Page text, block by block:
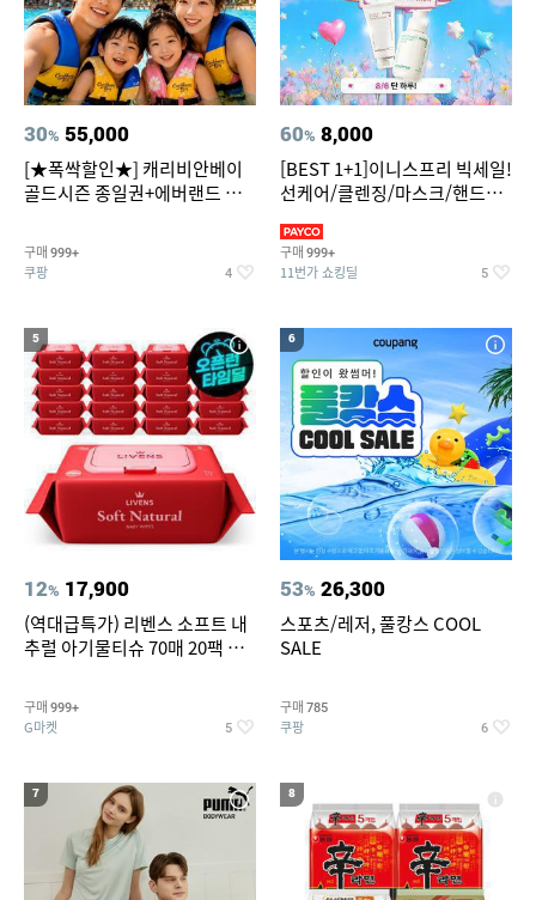
30% 55,000
[★폭싹할인★] 캐리비안베이
골드시즌 종일권+에버랜드 오
구매 999+
쿠팡 4
60% 8,000
[BEST 1+1]이니스프리 빅세일!
선케어/클렌징/마스크/핸드크
구매 999+
11번가 쇼킹딜 5
5
12% 17,900
(역대급특가) 리벤스 소프트 내
추럴 아기물티슈 70매 20팩 캡
구매 999+
G마켓 5
6
53% 26,300
스포츠/레저, 풀캉스 COOL
SALE
구매 785
쿠팡 6
7 8